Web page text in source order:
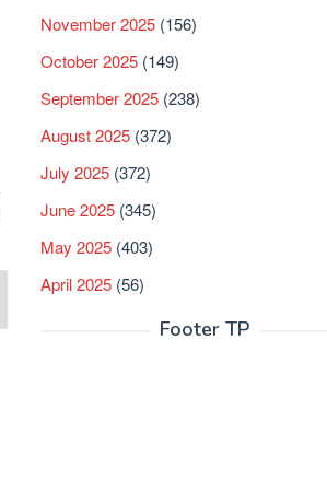
November 2025 (156)
October 2025 (149)
September 2025 (238)
August 2025 (372)
July 2025 (372)
June 2025 (345)
May 2025 (403)
April 2025 (56)
Footer TP